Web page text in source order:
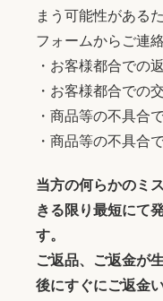
まう可能性がある
フォームからご連
・お客様都合での
・お客様都合での
・商品等の不具合
・商品等の不具合
当方の何らかのミ
きる限り最短にて
す。
ご返品、ご返金が
後にすぐにご返金